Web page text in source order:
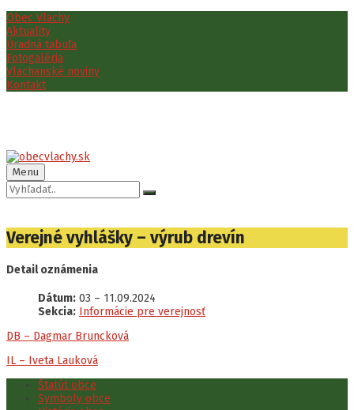
Preskočiť
na
obsah
Preskočiť
na
ľavý
panel
Preskočiť
na
pätičku
Obec Vlachy
Aktuality
Úradná tabuľa
Fotogaléria
Vlachanské noviny
Kontakt
Menu
Vyhľadávanie:
Verejné vyhlášky – výrub drevín
Detail oznámenia
Dátum: 03 – 11.09.2024
Sekcia: Informácie pre verejnosť
DB – Dagmar Bruncková
IL – Iveta Lauková
Štatút obce
Symboly obce